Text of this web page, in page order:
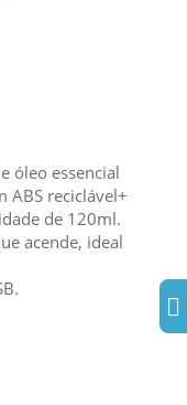
óleo essencial
ABS reciclável+
de 120ml.
acende, ideal